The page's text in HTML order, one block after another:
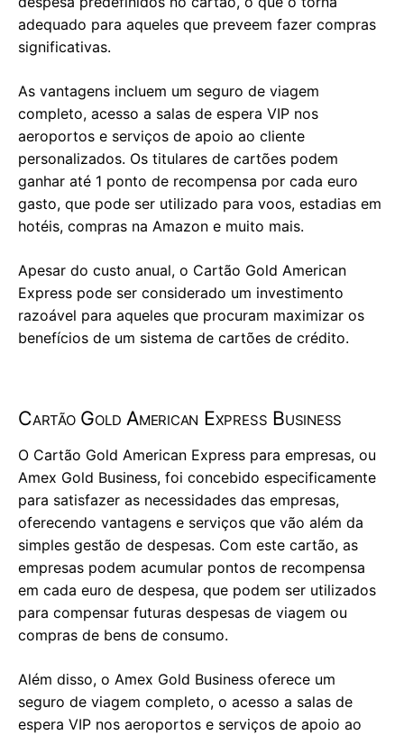
adequado para aqueles que preveem fazer compras
significativas.
As vantagens incluem um seguro de viagem
completo, acesso a salas de espera VIP nos
aeroportos e serviços de apoio ao cliente
personalizados. Os titulares de cartões podem
ganhar até 1 ponto de recompensa por cada euro
gasto, que pode ser utilizado para voos, estadias em
hotéis, compras na Amazon e muito mais.
Apesar do custo anual, o Cartão Gold American
Express pode ser considerado um investimento
razoável para aqueles que procuram maximizar os
benefícios de um sistema de cartões de crédito.
Cartão Gold American Express Business
O Cartão Gold American Express para empresas, ou
Amex Gold Business, foi concebido especificamente
para satisfazer as necessidades das empresas,
oferecendo vantagens e serviços que vão além da
simples gestão de despesas. Com este cartão, as
empresas podem acumular pontos de recompensa
em cada euro de despesa, que podem ser utilizados
para compensar futuras despesas de viagem ou
compras de bens de consumo.
Além disso, o Amex Gold Business oferece um
seguro de viagem completo, o acesso a salas de
espera VIP nos aeroportos e serviços de apoio ao